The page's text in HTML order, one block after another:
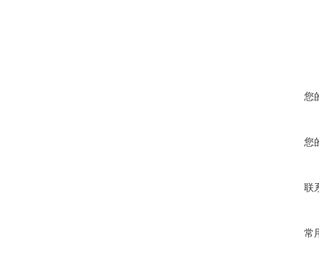
您
您
联
常